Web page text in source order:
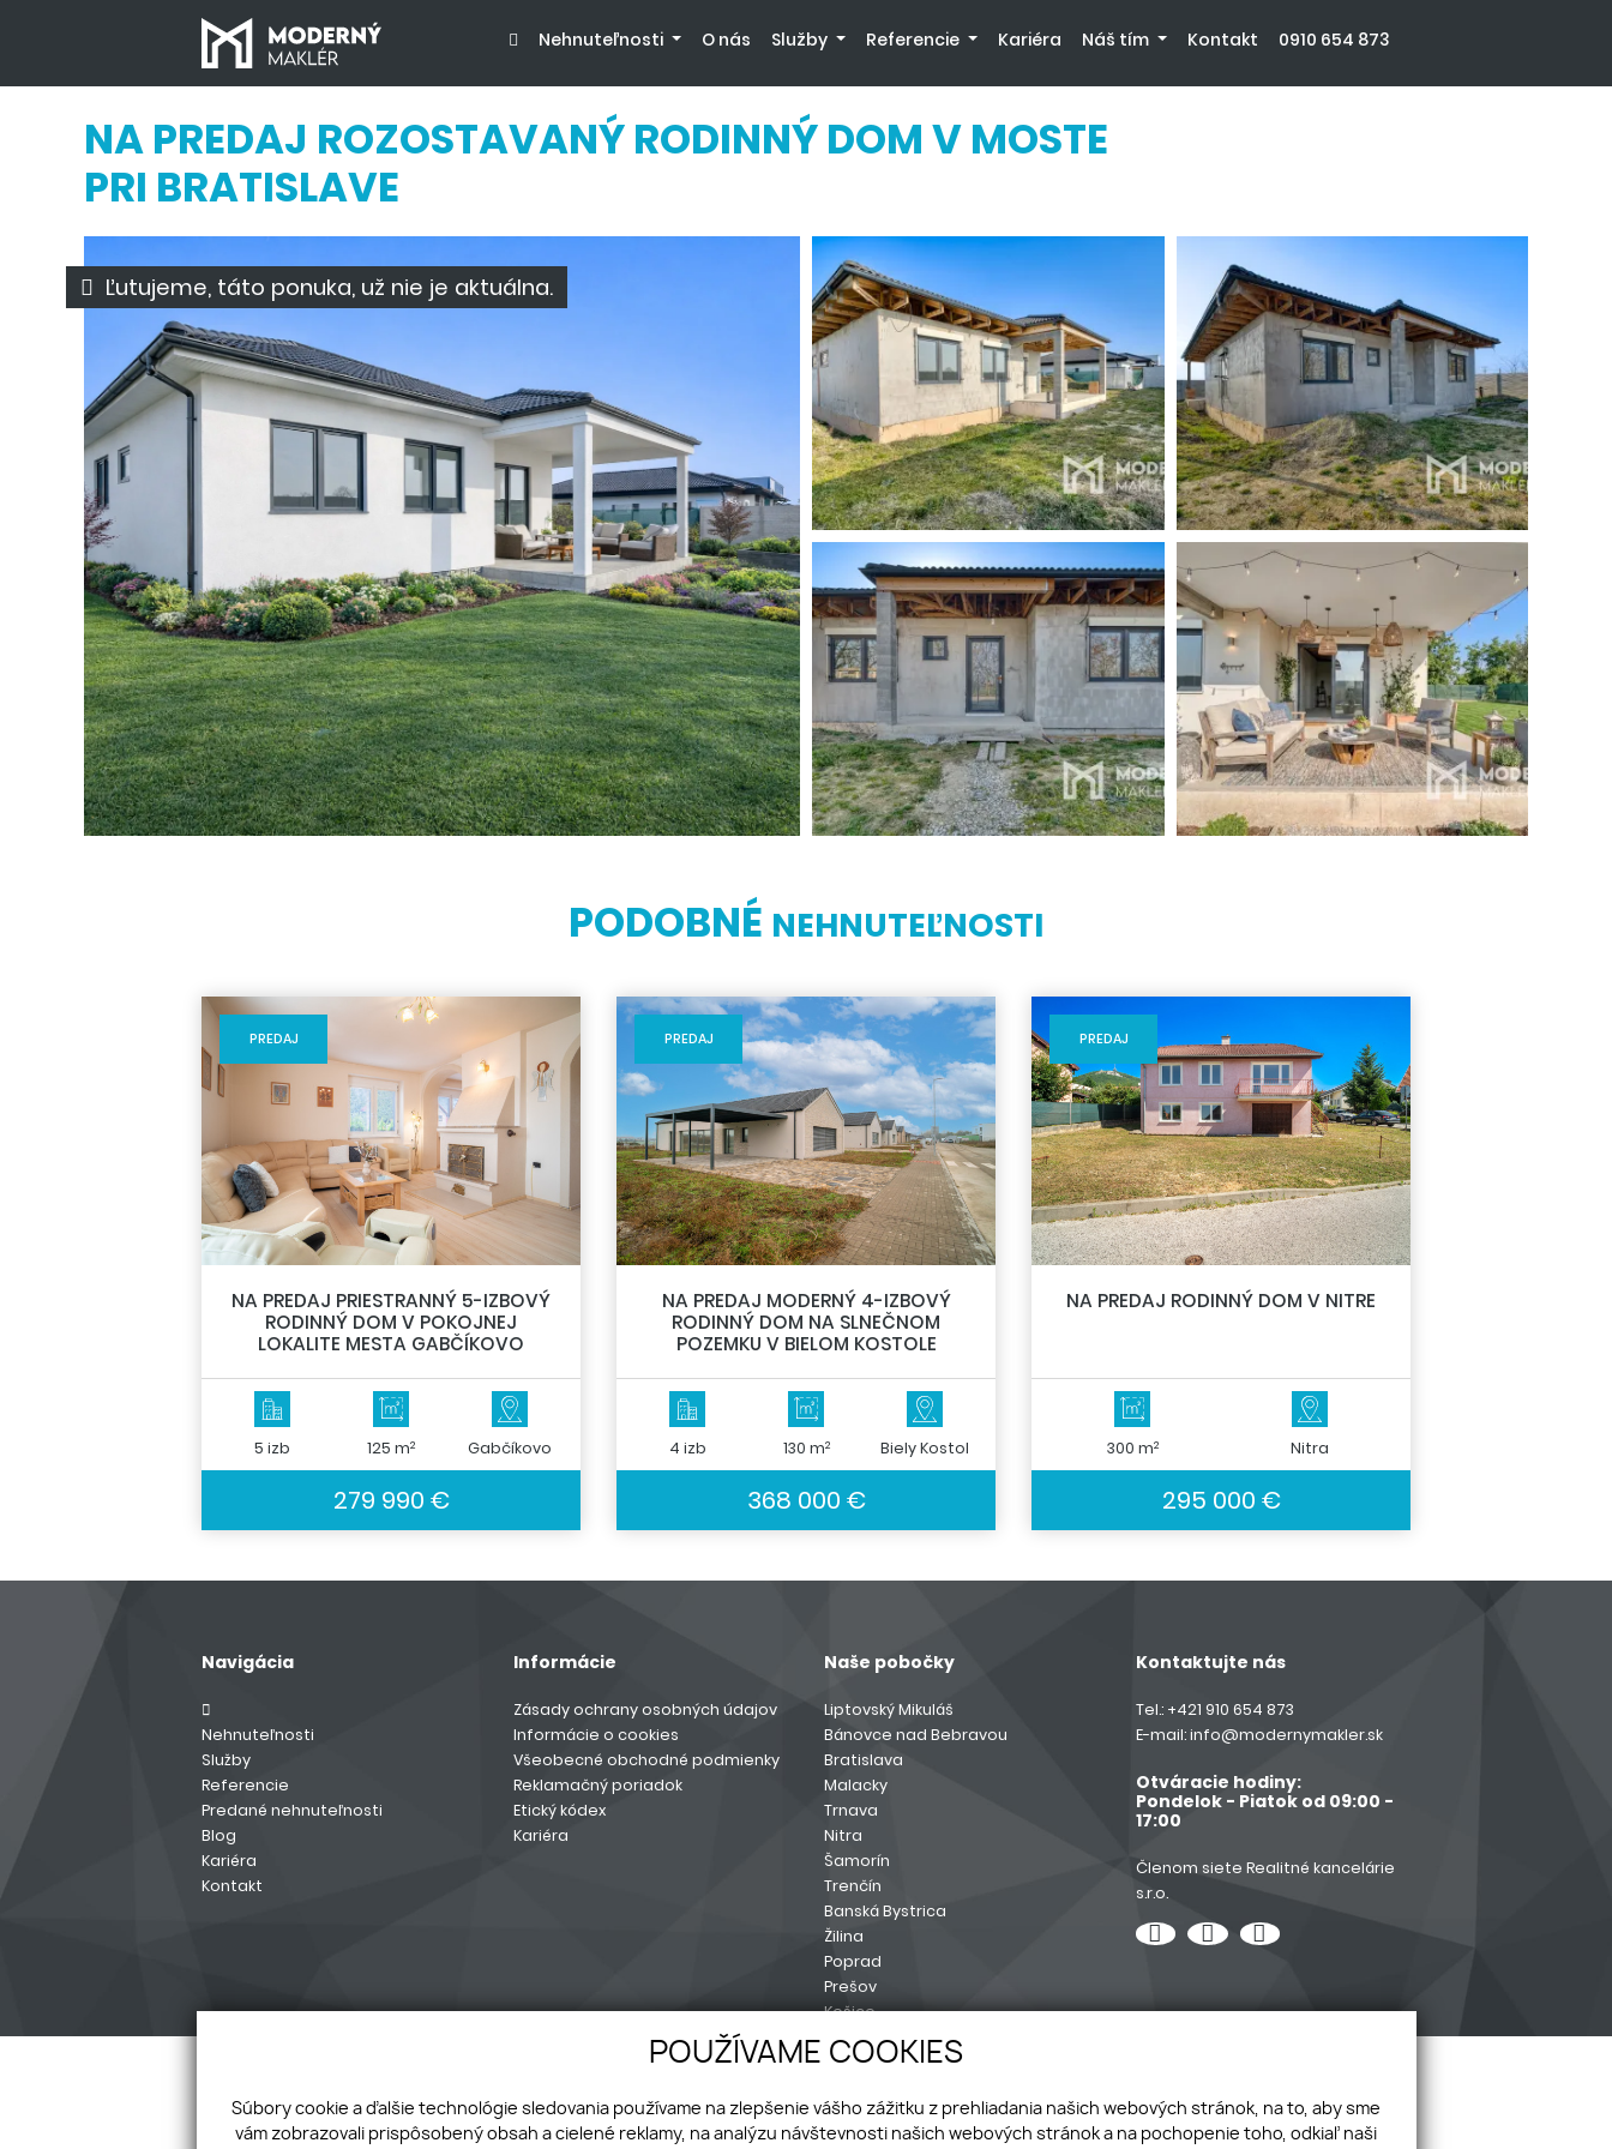
Nehnuteľnosti O nás Služby Referencie Kariéra Náš tím Kontakt 0910 654 873
NA PREDAJ ROZOSTAVANÝ RODINNÝ DOM V MOSTE
PRI BRATISLAVE
Ľutujeme, táto ponuka, už nie je aktuálna.
PODOBNÉ NEHNUTEĽNOSTI
PREDAJ
NA PREDAJ PRIESTRANNÝ 5-IZBOVÝ
RODINNÝ DOM V POKOJNEJ
LOKALITE MESTA GABČÍKOVO
5 izb 125 m2 Gabčíkovo
279 990 €
PREDAJ
NA PREDAJ MODERNÝ 4-IZBOVÝ
RODINNÝ DOM NA SLNEČNOM
POZEMKU V BIELOM KOSTOLE
4 izb 130 m2 Biely Kostol
368 000 €
PREDAJ
NA PREDAJ RODINNÝ DOM V NITRE
300 m2 Nitra
295 000 €
Navigácia
Nehnuteľnosti
Služby
Referencie
Predané nehnuteľnosti
Blog
Kariéra
Kontakt
Informácie
Zásady ochrany osobných údajov
Informácie o cookies
Všeobecné obchodné podmienky
Reklamačný poriadok
Etický kódex
Kariéra
Naše pobočky
Liptovský Mikuláš
Bánovce nad Bebravou
Bratislava
Malacky
Trnava
Nitra
Šamorín
Trenčín
Banská Bystrica
Žilina
Poprad
Prešov
Košice
Sereď
Kontaktujte nás
Tel.: +421 910 654 873
E-mail:info@modernymakler.sk
Otváracie hodiny:
Pondelok - Piatok od 09:00 -
17:00
Členom siete Realitné kancelárie
s.r.o.
POUŽÍVAME COOKIES
Súbory cookie a ďalšie technológie sledovania používame na zlepšenie vášho zážitku z prehliadania našich webových stránok, na to, aby sme
vám zobrazovali prispôsobený obsah a cielené reklamy, na analýzu návštevnosti našich webových stránok a na pochopenie toho, odkiaľ naši